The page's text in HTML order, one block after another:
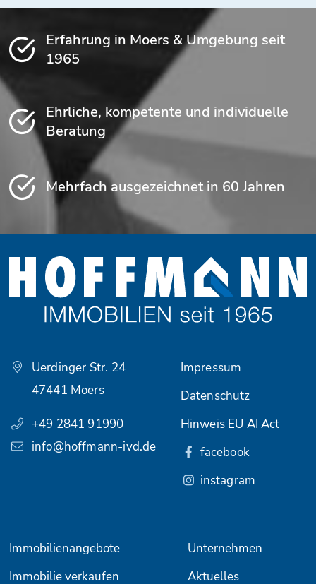
Erfahrung in Moers & Umgebung seit
1965
Ehrliche, kompetente und individuelle
Beratung
Mehrfach ausgezeichnet in 60 Jahren
Uerdinger Str. 24
47441 Moers
+49 2841 91990
info@hoffmann-ivd.de
Immobilienangebote
Unternehmen
Immobilie verkaufen
Aktuelles
Impressum
Datenschutz
Hinweis EU AI Act
facebook
instagram